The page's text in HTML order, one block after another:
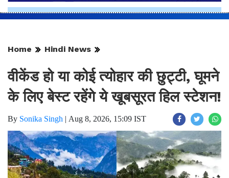
Home Hindi News
वीकेंड हो या कोई त्योहार की छुट्टी, घूमने
के लिए बेस्ट रहेंगे ये खूबसूरत हिल स्टेशन!
By Sonika Singh | Aug 8, 2026, 15:09 IST